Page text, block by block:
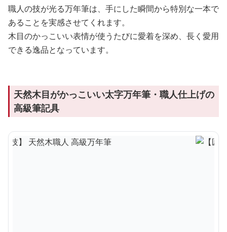
職人の技が光る万年筆は、手にした瞬間から特別な一本で
あることを実感させてくれます。
木目のかっこいい表情が使うたびに愛着を深め、長く愛用
できる逸品となっています。
天然木目がかっこいい太字万年筆・職人仕上げの
高級筆記具